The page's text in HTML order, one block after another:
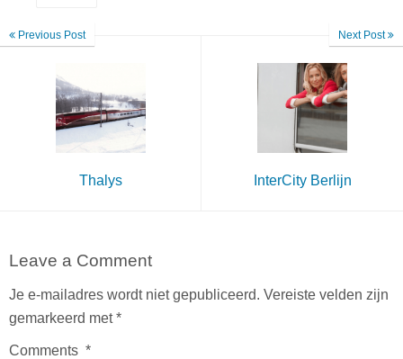
Previous Post
Thalys
Next Post
InterCity Berlijn
Leave a Comment
Je e-mailadres wordt niet gepubliceerd. Vereiste velden zijn
gemarkeerd met*
Comments *